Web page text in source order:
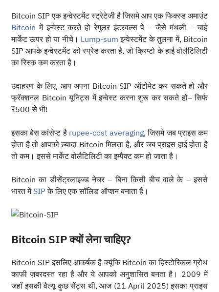
Bitcoin SIP एक इन्वेस्टमेंट स्ट्रेटेजी है जिसमे आप एक फिक्स्ड अमाउंट
Bitcoinमें इन्वेस्ट करते हो रेगुलर इंटरवल्स पे – जैसे मंथली – चाहे
मार्केट ऊपर हो या नीचे। Lump-sumइन्वेस्टमेंट के तुलना में, Bitcoin
SIP आपके इन्वेस्टमेंट को स्प्रेड करता है, जो क्रिप्टो के हाई वोलैटिलिटी
का रिस्क कम करता है।
उदाहरण के लिए, आप अपना Bitcoin SIP ऑटोमेट कर सकते हो और
फ्रॅक्शनल Bitcoin यूनिट्स में इन्वेस्ट करना शुरू कर सकते हो– सिर्फ
₹500 से भी!
इसका बेस कांसेप्ट है rupee-cost averaging, जिसमे जब प्राइस कम
होता है तो आपको ज़्यादा Bitcoin मिलता है, और जब प्राइस हाई होता है
तो कम। इससे मार्केट वोलैटिलिटी का इम्पैक्ट कम हो जाता है।
Bitcoin का डीसेंट्रलाइज्ड नेचर – बिना किसी बीच वाले के – इससे
भारत में SIPके लिए एक सॉलिड ऑप्शन बनाता है।
Bitcoin SIP क्यों लेना चाहिए?
Bitcoin SIP इसलिए आकर्षक है क्यूंकि Bitcoin का हिस्टोरिकल ग्रोथ
काफी ज़बरदस्त रहा है और ये आपको अनुशासित बनता है। 2009 में
जहाँ इसकी वैल्यू कुछ सेंट्स थी, आज (21 April 2025) इसका प्राइस